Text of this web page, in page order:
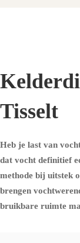
Tisselt
Heb je last van
dat vocht definitief
methode bij uitstek
brengen
bruikbare ruimte